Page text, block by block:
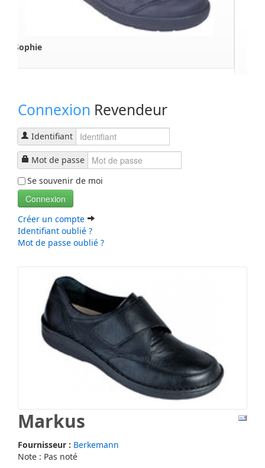
Connexion Revendeur
Identifiant
Mot de passe
Se souvenir de moi
Connexion
Créer un compte
Identifiant oublié ?
Mot de passe oublié ?
Markus
Fournisseur : Berkemann
Note : Pas noté